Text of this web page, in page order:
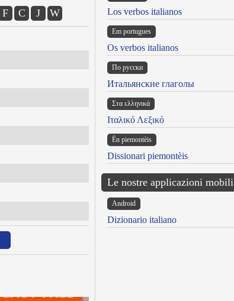
F C J W Los verbos italianos
Em portugues
Os verbos italianos
По русски
Итальянские глаголы
Στα ελληνικά
Ιταλικό Λεξικό
Ën piemontèis
Dissionari piemontèis
Le nostre applicazioni mobili
Android
Dizionario italiano